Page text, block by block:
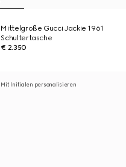
Mittelgroße Gucci Jackie 1961
Schultertasche
€ 2.350
Mit Initialen personalisieren